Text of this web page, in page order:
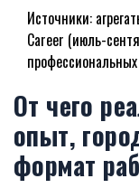
Источники:
Career (июль-
От чего
опыт,
формат